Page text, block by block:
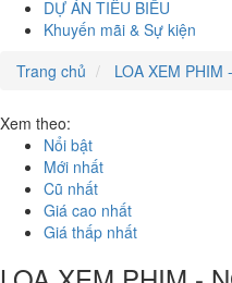
DỰ ÁN TIÊU BIỂU
Khuyến mãi & Sự kiện
Trang chủ
LOA XEM PHIM
Xem theo:
Nổi bật
Mới nhất
Cũ nhất
Giá cao nhất
Giá thấp nhất